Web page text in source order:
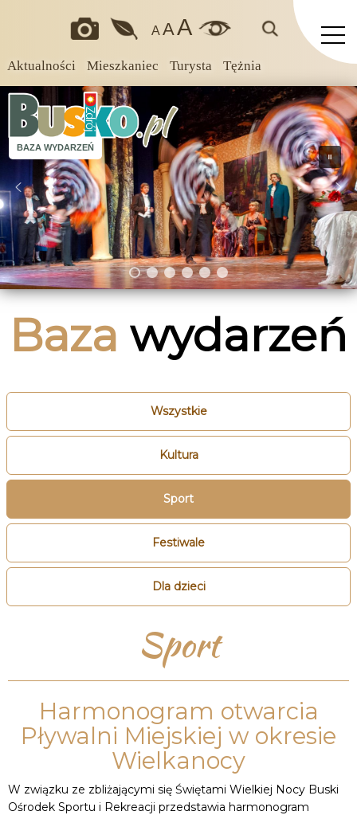
Aktualności Mieszkaniec Turysta Tężnia
A AA
BAZA WYDARZEŃ
Baza wydarzeń
Wszystkie
Kultura
Sport
Festiwale
Dla dzieci
Sport
Harmonogram otwarcia
Pływalni Miejskiej w okresie
Wielkanocy
W związku ze zbliżającymi się Świętami Wielkiej Nocy Buski
Ośrodek Sportu i Rekreacji przedstawia harmonogram